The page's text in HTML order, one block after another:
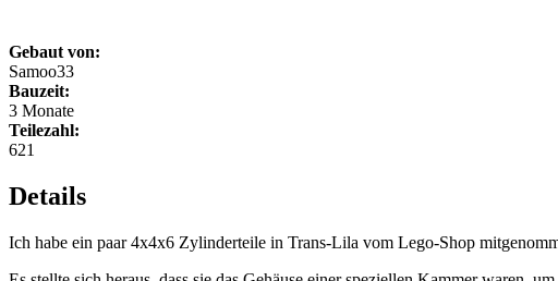
Gebaut von:
Samoo33
Bauzeit:
3 Monate
Teilezahl:
621
Details
Ich habe ein paar 4x4x6 Zylinderteile in Trans-Lila vom Lego-Shop